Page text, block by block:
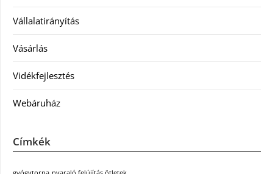
Vállalatirányítás
Vásárlás
Vidékfejlesztés
Webáruház
Címkék